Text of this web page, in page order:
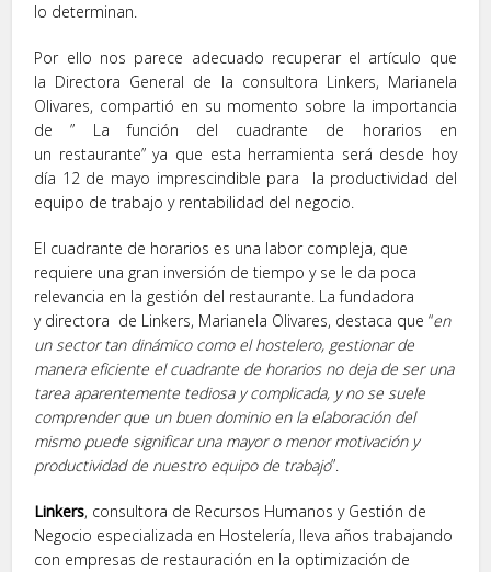
lo determinan.
Por ello nos parece adecuado recuperar el artículo que
la Directora General de la consultora Linkers, Marianela
Olivares, compartió en su momento sobre la importancia
de ” La función del cuadrante de horarios en
un restaurante” ya que esta herramienta será desde hoy
día 12 de mayo imprescindible para la productividad del
equipo de trabajo y rentabilidad del negocio.
El cuadrante de horarios es una labor compleja, que
requiere una gran inversión de tiempo y se le da poca
relevancia en la gestión del restaurante. La fundadora
y directora de Linkers, Marianela Olivares, destaca que “en
un sector tan dinámico como el hostelero, gestionar de
manera eficiente el cuadrante de horarios no deja de ser una
tarea aparentemente tediosa y complicada, y no se suele
comprender que un buen dominio en la elaboración del
mismo puede significar una mayor o menor motivación y
productividad de nuestro equipo de trabajo”.
Linkers, consultora de Recursos Humanos y Gestión de
Negocio especializada en Hostelería, lleva años trabajando
con empresas de restauración en la optimización de